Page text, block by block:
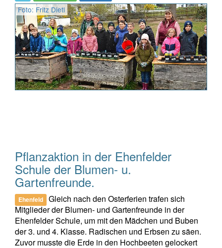
Foto: Fritz Dietl
Pflanzaktion in der Ehenfelder
Schule der Blumen- u.
Gartenfreunde.
Ehenfeld
Gleich nach den Osterferien trafen sich
Mitglieder der Blumen- und Gartenfreunde in der
Ehenfelder Schule, um mit den Mädchen und Buben
der 3. und 4. Klasse. Radischen und Erbsen zu säen.
Zuvor musste die Erde in den Hochbeeten gelockert